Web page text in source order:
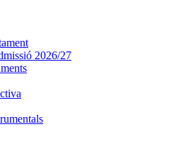
2026/27